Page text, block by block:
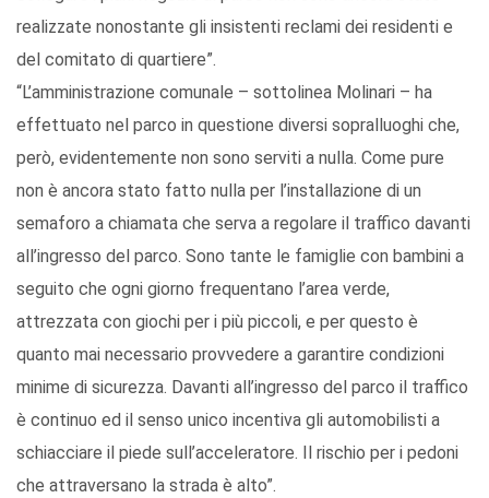
realizzate nonostante gli insistenti reclami dei residenti e
del comitato di quartiere”.
“L’amministrazione comunale – sottolinea Molinari – ha
effettuato nel parco in questione diversi sopralluoghi che,
però, evidentemente non sono serviti a nulla. Come pure
non è ancora stato fatto nulla per l’installazione di un
semaforo a chiamata che serva a regolare il traffico davanti
all’ingresso del parco. Sono tante le famiglie con bambini a
seguito che ogni giorno frequentano l’area verde,
attrezzata con giochi per i più piccoli, e per questo è
quanto mai necessario provvedere a garantire condizioni
minime di sicurezza. Davanti all’ingresso del parco il traffico
è continuo ed il senso unico incentiva gli automobilisti a
schiacciare il piede sull’acceleratore. Il rischio per i pedoni
che attraversano la strada è alto”.